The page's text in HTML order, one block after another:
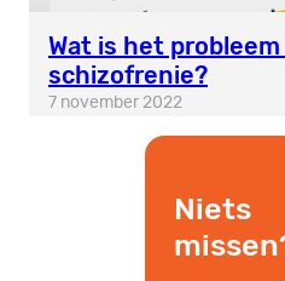
Wat is het
schizofrenie?
7 november 2022
Niets